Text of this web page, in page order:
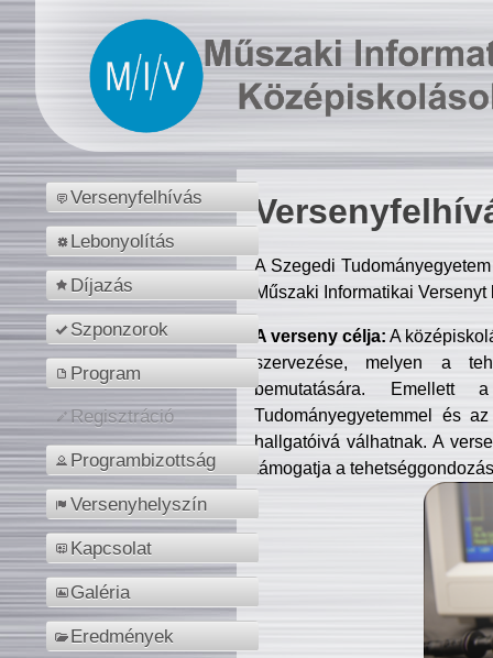
Versenyfelhívás
Lebonyolítás
Díjazás
Szponzorok
Program
Regisztráció
Programbizottság
Versenyhelyszín
Kapcsolat
Galéria
Eredmények
A Szegedi
Műszaki Informatikai
A verseny célja: A
szervezése, melyen a
bemutatására. Emellett
Tudományegyetemmel és
hallgatóivá válhatnak. A
támogatja a